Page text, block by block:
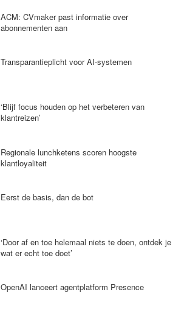
ACM: CVmaker past informatie over
abonnementen aan
Transparantieplicht voor AI-systemen
‘Blijf focus houden op het verbeteren van
klantreizen’
Regionale lunchketens scoren hoogste
klantloyaliteit
Eerst de basis, dan de bot
‘Door af en toe helemaal niets te doen, ontdek je
wat er echt toe doet’
OpenAI lanceert agentplatform Presence